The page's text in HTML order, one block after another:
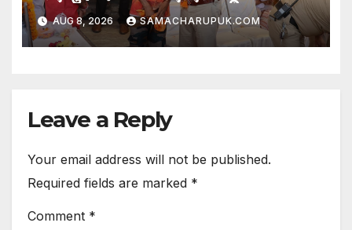
AUG 8, 2026 SAMACHARUPUK.COM
Leave a Reply
Your email address will not be published.
Required fields are marked *
Comment *